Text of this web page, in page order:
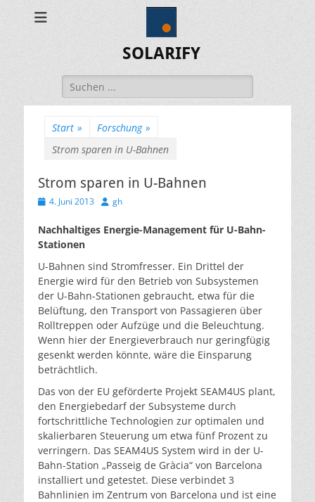
SOLARIFY
Suchen
nach:
Start » Forschung »
Strom sparen in U-Bahnen
Strom sparen in U-Bahnen
Veröffentlicht
4. Juni 2013 Autor
gh
Nachhaltiges Energie-Management für U-Bahn-
Stationen
U-Bahnen sind Stromfresser. Ein Drittel der
Energie wird für den Betrieb von Subsystemen
der U-Bahn-Stationen gebraucht, etwa für die
Belüftung, den Transport von Passagieren über
Rolltreppen oder Aufzüge und die Beleuchtung.
Wenn hier der Energieverbrauch nur geringfügig
gesenkt werden könnte, wäre die Einsparung
beträchtlich.
Das von der EU geförderte Projekt SEAM4US plant,
den Energiebedarf der Subsysteme durch
fortschrittliche Technologien zur optimalen und
skalierbaren Steuerung um etwa fünf Prozent zu
verringern. Das SEAM4US System wird in der U-
Bahn-Station „Passeig de Gràcia“ von Barcelona
installiert und getestet. Diese verbindet 3
Bahnlinien im Zentrum von Barcelona und ist eine